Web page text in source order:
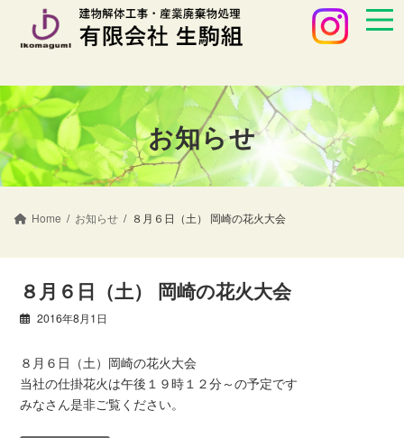
ツ
へ
ス
キ
ッ
プ
シ
ョ
ン
に
移
動
お知らせ
Home お知らせ ８月６日（土） 岡崎の花火大会
８月６日（土） 岡崎の花火大会
2016年8月1日
８月６日（土）岡崎の花火大会
当社の仕掛花火は午後１９時１２分～の予定です
みなさん是非ご覧ください。